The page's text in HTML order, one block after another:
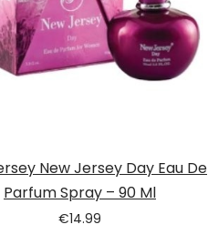
New Jersey Day Eau De
Parfum Spray – 90 Ml
€14.99